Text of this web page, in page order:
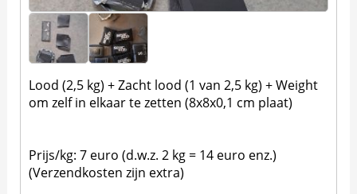
Lood (2,5 kg) + Zacht lood (1 van 2,5 kg) + Weight
om zelf in elkaar te zetten (8x8x0,1 cm plaat)
Prijs/kg: 7 euro (d.w.z. 2 kg = 14 euro enz.)
(Verzendkosten zijn extra)